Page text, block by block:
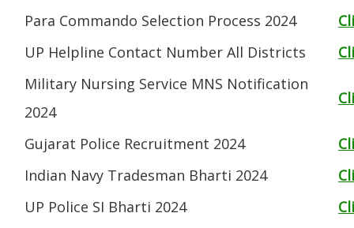
Para Commando Selection Process 2024
UP Helpline Contact Number All Districts
Military Nursing Service MNS Notification
2024
Gujarat Police Recruitment 2024
Indian Navy Tradesman Bharti 2024
UP Police SI Bharti 2024